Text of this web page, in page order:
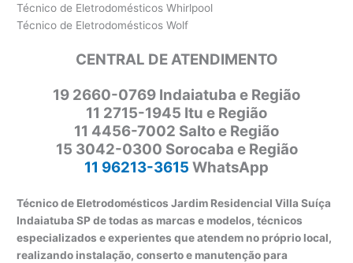
Técnico de Eletrodomésticos Whirlpool
Técnico de Eletrodomésticos Wolf
CENTRAL DE ATENDIMENTO
19 2660-0769 Indaiatuba e Região
11 2715-1945 Itu e Região
11 4456-7002 Salto e Região
15 3042-0300 Sorocaba e Região
11 96213-3615 WhatsApp
Técnico de Eletrodomésticos Jardim Residencial Villa Suíça
Indaiatuba SP de todas as marcas e modelos, técnicos
especializados e experientes que atendem no próprio local,
realizando instalação, conserto e manutenção para